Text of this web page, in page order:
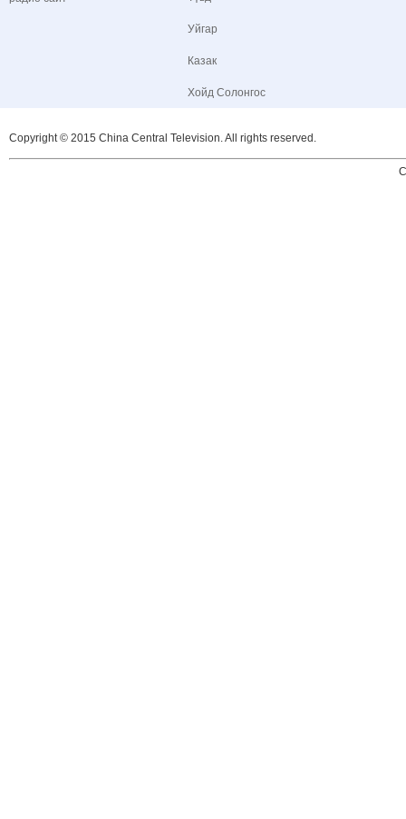
Уйгар
Казак
Хойд Солонгос
Copyright © 2015 China Central Television. All rights reserved.